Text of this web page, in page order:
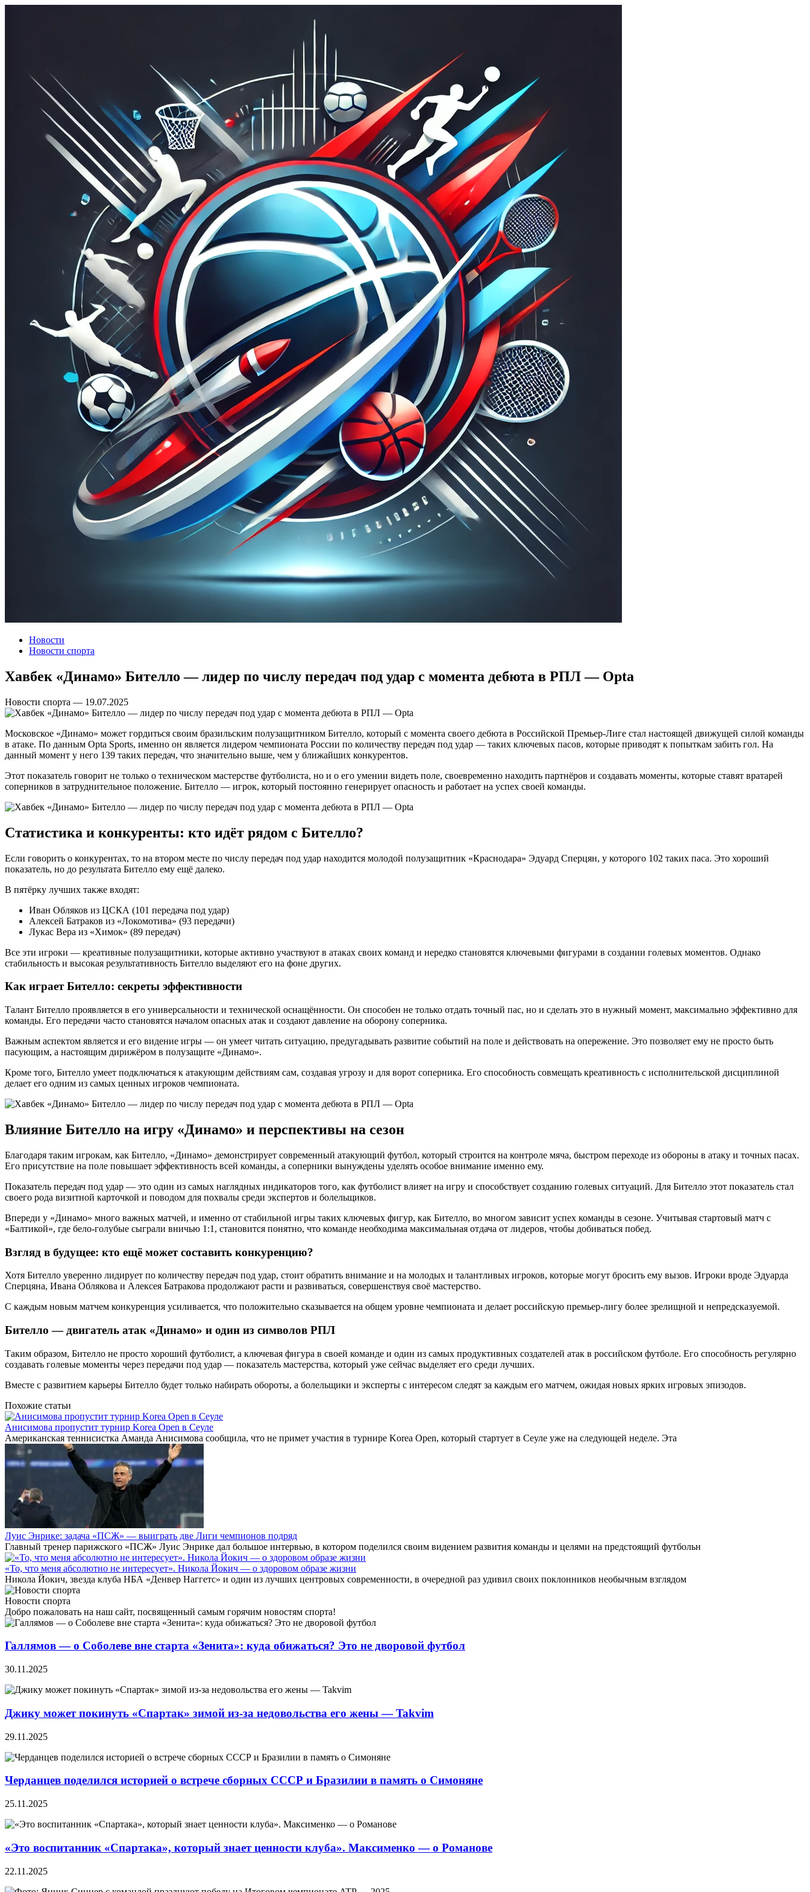
Новости
Новости спорта
Хавбек «Динамо» Бителло — лидер по числу передач под удар с момента дебюта в РПЛ — Opta
Новости спорта — 19.07.2025
Московское «Динамо» может гордиться своим бразильским полузащитником Бителло, который с момента своего дебюта в Российской Премьер-Лиге стал настоящей движущей силой команды
в атаке. По данным Opta Sports, именно он является лидером чемпионата России по количеству передач под удар — таких ключевых пасов, которые приводят к попыткам забить гол. На
данный момент у него 139 таких передач, что значительно выше, чем у ближайших конкурентов.
Этот показатель говорит не только о техническом мастерстве футболиста, но и о его умении видеть поле, своевременно находить партнёров и создавать моменты, которые ставят вратарей
соперников в затруднительное положение. Бителло — игрок, который постоянно генерирует опасность и работает на успех своей команды.
Статистика и конкуренты: кто идёт рядом с Бителло?
Если говорить о конкурентах, то на втором месте по числу передач под удар находится молодой полузащитник «Краснодара» Эдуард Сперцян, у которого 102 таких паса. Это хороший
показатель, но до результата Бителло ему ещё далеко.
В пятёрку лучших также входят:
Иван Обляков из ЦСКА (101 передача под удар)
Алексей Батраков из «Локомотива» (93 передачи)
Лукас Вера из «Химок» (89 передач)
Все эти игроки — креативные полузащитники, которые активно участвуют в атаках своих команд и нередко становятся ключевыми фигурами в создании голевых моментов. Однако
стабильность и высокая результативность Бителло выделяют его на фоне других.
Как играет Бителло: секреты эффективности
Талант Бителло проявляется в его универсальности и технической оснащённости. Он способен не только отдать точный пас, но и сделать это в нужный момент, максимально эффективно для
команды. Его передачи часто становятся началом опасных атак и создают давление на оборону соперника.
Важным аспектом является и его видение игры — он умеет читать ситуацию, предугадывать развитие событий на поле и действовать на опережение. Это позволяет ему не просто быть
пасующим, а настоящим дирижёром в полузащите «Динамо».
Кроме того, Бителло умеет подключаться к атакующим действиям сам, создавая угрозу и для ворот соперника. Его способность совмещать креативность с исполнительской дисциплиной
делает его одним из самых ценных игроков чемпионата.
Влияние Бителло на игру «Динамо» и перспективы на сезон
Благодаря таким игрокам, как Бителло, «Динамо» демонстрирует современный атакующий футбол, который строится на контроле мяча, быстром переходе из обороны в атаку и точных пасах.
Его присутствие на поле повышает эффективность всей команды, а соперники вынуждены уделять особое внимание именно ему.
Показатель передач под удар — это один из самых наглядных индикаторов того, как футболист влияет на игру и способствует созданию голевых ситуаций. Для Бителло этот показатель стал
своего рода визитной карточкой и поводом для похвалы среди экспертов и болельщиков.
Впереди у «Динамо» много важных матчей, и именно от стабильной игры таких ключевых фигур, как Бителло, во многом зависит успех команды в сезоне. Учитывая стартовый матч с
«Балтикой», где бело-голубые сыграли вничью 1:1, становится понятно, что команде необходима максимальная отдача от лидеров, чтобы добиваться побед.
Взгляд в будущее: кто ещё может составить конкуренцию?
Хотя Бителло уверенно лидирует по количеству передач под удар, стоит обратить внимание и на молодых и талантливых игроков, которые могут бросить ему вызов. Игроки вроде Эдуарда
Сперцяна, Ивана Облякова и Алексея Батракова продолжают расти и развиваться, совершенствуя своё мастерство.
С каждым новым матчем конкуренция усиливается, что положительно сказывается на общем уровне чемпионата и делает российскую премьер-лигу более зрелищной и непредсказуемой.
Бителло — двигатель атак «Динамо» и один из символов РПЛ
Таким образом, Бителло не просто хороший футболист, а ключевая фигура в своей команде и один из самых продуктивных создателей атак в российском футболе. Его способность регулярно
создавать голевые моменты через передачи под удар — показатель мастерства, который уже сейчас выделяет его среди лучших.
Вместе с развитием карьеры Бителло будет только набирать обороты, а болельщики и эксперты с интересом следят за каждым его матчем, ожидая новых ярких игровых эпизодов.
Похожие статьи
Анисимова пропустит турнир Korea Open в Сеуле
Американская теннисистка Аманда Анисимова сообщила, что не примет участия в турнире Korea Open, который стартует в Сеуле уже на следующей неделе. Эта
Луис Энрике: задача «ПСЖ» — выиграть две Лиги чемпионов подряд
Главный тренер парижского «ПСЖ» Луис Энрике дал большое интервью, в котором поделился своим видением развития команды и целями на предстоящий футбольн
«То, что меня абсолютно не интересует». Никола Йокич — о здоровом образе жизни
Никола Йокич, звезда клуба НБА «Денвер Наггетс» и один из лучших центровых современности, в очередной раз удивил своих поклонников необычным взглядом
Новости спорта
Добро пожаловать на наш сайт, посвященный самым горячим новостям спорта!
Галлямов — о Соболеве вне старта «Зенита»: куда обижаться? Это не дворовой футбол
30.11.2025
Джику может покинуть «Спартак» зимой из-за недовольства его жены — Takvim
29.11.2025
Черданцев поделился историей о встрече сборных СССР и Бразилии в память о Симоняне
25.11.2025
«Это воспитанник «Спартака», который знает ценности клуба». Максименко — о Романове
22.11.2025